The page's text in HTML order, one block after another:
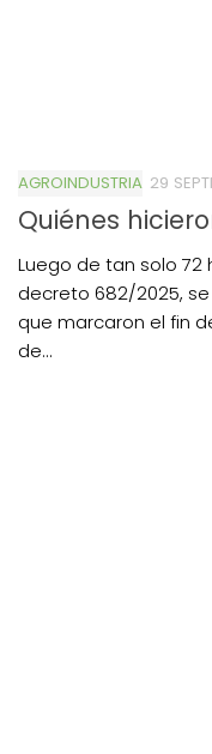
AGROINDUSTRIA 29
Quiénes
Luego de tan solo 72
decreto 682/2025, se
que marcaron el fin
de...